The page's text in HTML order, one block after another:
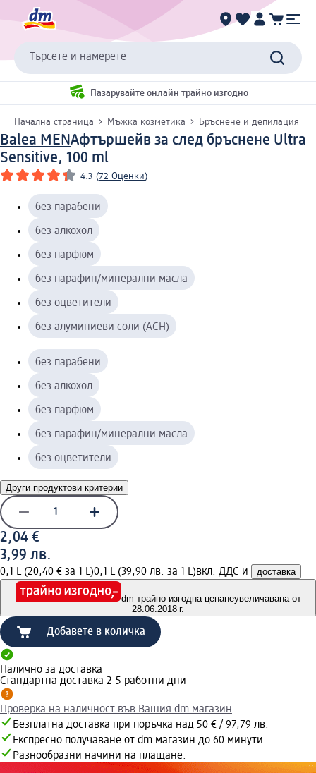
Търсете и намерете
Пазарувайте онлайн трайно изгодно
Начална страница Мъжка козметика Бръснене и депилация
Balea MENАфтършейв за след бръснене Ultra
Sensitive, 100 ml
4.3 (72 Оценки)
без парабени
без алкохол
без парфюм
без парафин/минерални масла
без оцветители
без алуминиеви соли (ACH)
без парабени
без алкохол
без парфюм
без парафин/минерални масла
без оцветители
Други продуктови критерии
2,04 €
3,99 лв.
0,1 L (20,40 € за 1 L)0,1 L (39,90 лв. за 1 L)вкл. ДДС и доставка
dm трайно изгодна ценанеувеличавана от
28.06.2018 г.
Добавете в количка
Налично за доставка
Стандартна доставка 2-5 работни дни
Проверка на наличност във Вашия dm магазин
Безплатна доставка при поръчка над 50 € / 97,79 лв.
Експресно получаване от dm магазин до 60 минути.
Разнообразни начини на плащане.